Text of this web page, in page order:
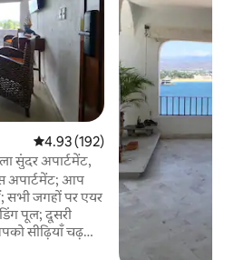
औसत रेटिंग 5 में से 4.93, 192 समीक्षाएँ
4.93 (192)
सुंदर अपार्टमेंट,
अपार्टमेंट; आप
सभी जगहों पर एयर
पूल; दूसरी
सीढ़ियाँ चढ़नी